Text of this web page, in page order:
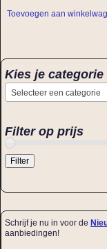
Toevoegen aan
Kies je categorie
Selecteer een categorie
Filter op prijs
Filter
Schrijf je nu in voor de
aanbiedingen!